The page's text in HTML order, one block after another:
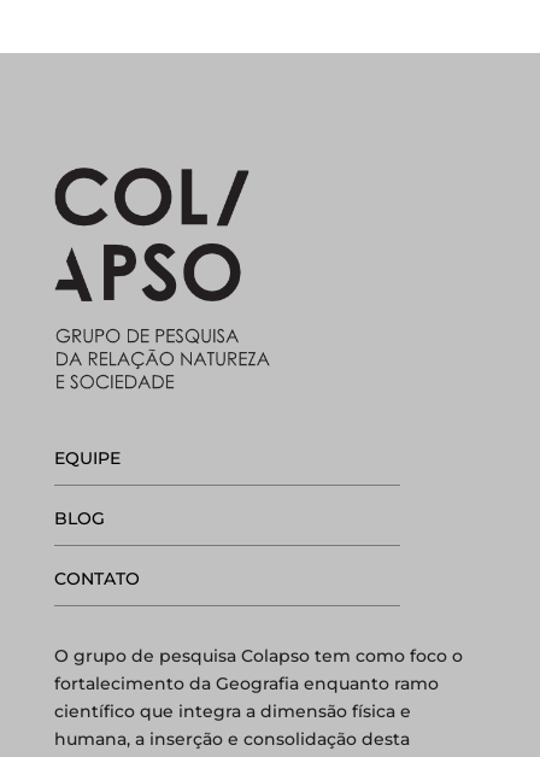
EQUIPE
BLOG
CONTATO
O grupo de pesquisa Colapso tem como foco o
fortalecimento da Geografia enquanto ramo
científico que integra a dimensão física e
humana, a inserção e consolidação desta